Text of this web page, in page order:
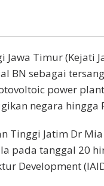
di
Kongo
Jawa Timur (Kejati
BN sebagai
power
negara hingga
Tinggi Jatim Dr
pada tanggal 20
Development